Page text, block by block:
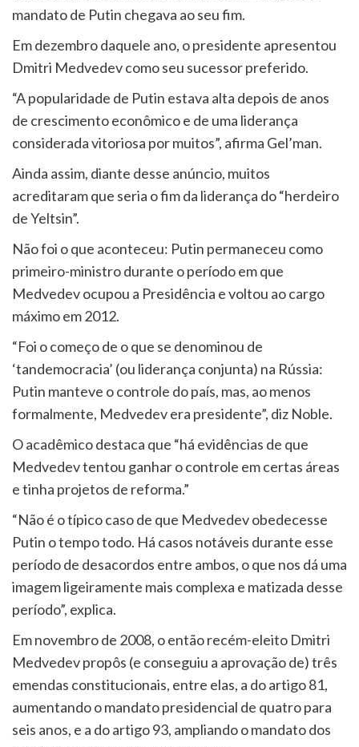
mandato de Putin chegava ao seu fim.
Em dezembro daquele ano, o presidente apresentou
Dmitri Medvedev como seu sucessor preferido.
“A popularidade de Putin estava alta depois de anos
de crescimento econômico e de uma liderança
considerada vitoriosa por muitos”, afirma Gel’man.
Ainda assim, diante desse anúncio, muitos
acreditaram que seria o fim da liderança do “herdeiro
de Yeltsin”.
Não foi o que aconteceu: Putin permaneceu como
primeiro-ministro durante o período em que
Medvedev ocupou a Presidência e voltou ao cargo
máximo em 2012.
“Foi o começo de o que se denominou de
‘tandemocracia’ (ou liderança conjunta) na Rússia:
Putin manteve o controle do país, mas, ao menos
formalmente, Medvedev era presidente”, diz Noble.
O acadêmico destaca que “há evidências de que
Medvedev tentou ganhar o controle em certas áreas
e tinha projetos de reforma.”
“Não é o típico caso de que Medvedev obedecesse
Putin o tempo todo. Há casos notáveis durante esse
período de desacordos entre ambos, o que nos dá uma
imagem ligeiramente mais complexa e matizada desse
período”, explica.
Em novembro de 2008, o então recém-eleito Dmitri
Medvedev propôs (e conseguiu a aprovação de) três
emendas constitucionais, entre elas, a do artigo 81,
aumentando o mandato presidencial de quatro para
seis anos, e a do artigo 93, ampliando o mandato dos